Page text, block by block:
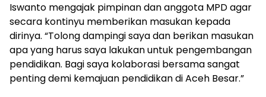
Iswanto mengajak pimpinan dan anggota MPD agar
secara kontinyu memberikan masukan kepada
dirinya. “Tolong dampingi saya dan berikan masukan
apa yang harus saya lakukan untuk pengembangan
pendidikan. Bagi saya kolaborasi bersama sangat
penting demi kemajuan pendidikan di Aceh Besar.”